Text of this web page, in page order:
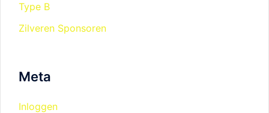
Type B
Zilveren Sponsoren
Meta
Inloggen